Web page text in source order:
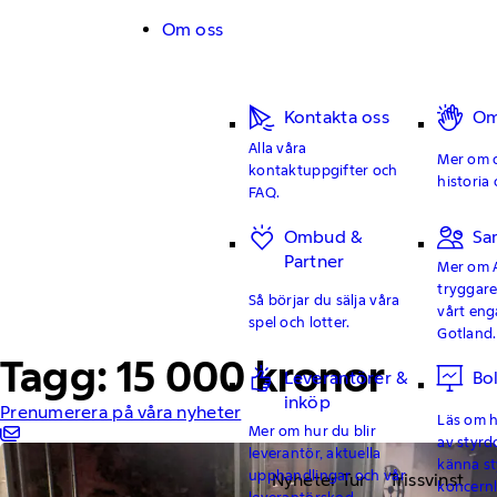
Om oss
Kontakta oss
Alla våra
kontaktuppgifter och
FAQ.
Mer om
historia
Ombud &
Partner
Så börjar du sälja våra
spel och lotter.
Mer om
vårt
Gotland.
Leverantörer &
inköp
Mer om hur du blir
leverantör, aktuella
upphandlingar och vår
Läs om
av
känna
Tagg: 15 000 kronor
Prenumerera på våra nyheter
Nyheter Tur Trissvinst